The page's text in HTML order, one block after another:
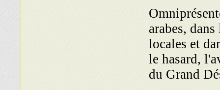
arabes,
locales et
le hasard,
du Grand